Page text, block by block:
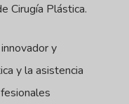
Cirugía Plástica.
y
y la asistencia